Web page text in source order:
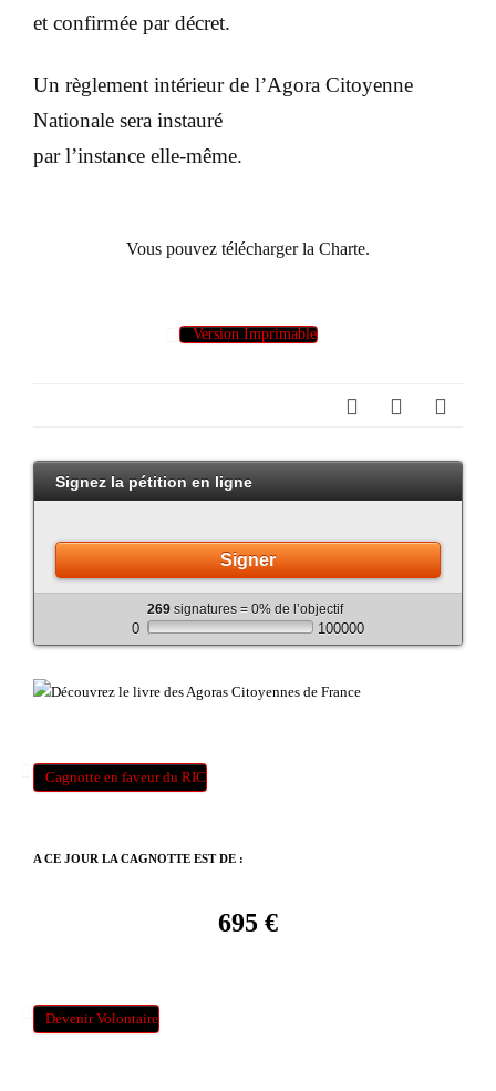
et confirmée par décret.
Un règlement intérieur de l’Agora Citoyenne
Nationale sera instauré
par l’instance elle-même.
Vous pouvez télécharger la Charte.
Version Imprimable
Signez la pétition en ligne
Signer
269 signatures = 0% de l’objectif
0 100000
Cagnotte en faveur du RIC
A CE JOUR LA CAGNOTTE EST DE :
695 €
Devenir Volontaire